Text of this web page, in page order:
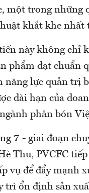
một trong những
khắt khe nhất
này không chỉ
phẩm đạt chuẩn
năng lực quản trị
dài hạn của
phân bón
7 - giai đoạn
Thu, PVCFC
vụ để đẩy mạnh
trì ổn định sản